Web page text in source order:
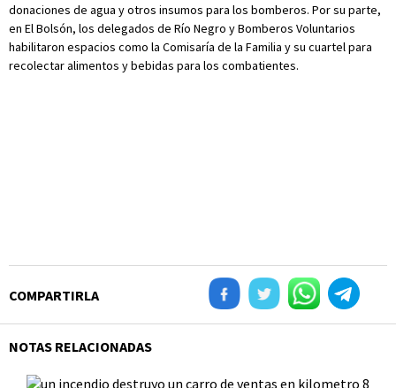
donaciones de agua y otros insumos para los bomberos. Por su parte,
en El Bolsón, los delegados de Río Negro y Bomberos Voluntarios
habilitaron espacios como la Comisaría de la Familia y su cuartel para
recolectar alimentos y bebidas para los combatientes.
COMPARTIRLA
NOTAS RELACIONADAS